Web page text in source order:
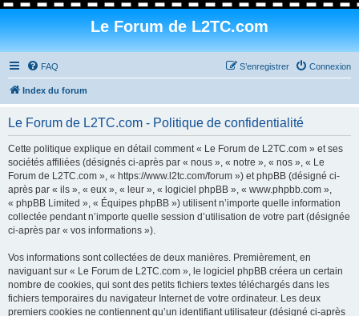
Le Forum de L2TC.com
FAQ Connexion
S’enregistrer
Index du forum
Le Forum de L2TC.com - Politique de confidentialité
Cette politique explique en détail comment « Le Forum de L2TC.com » et ses
sociétés affiliées (désignés ci-après par « nous », « notre », « nos », « Le
Forum de L2TC.com », « https://www.l2tc.com/forum ») et phpBB (désigné ci-
après par « ils », « eux », « leur », « logiciel phpBB », « www.phpbb.com »,
« phpBB Limited », « Équipes phpBB ») utilisent n’importe quelle information
collectée pendant n’importe quelle session d’utilisation de votre part (désignée
ci-après par « vos informations »).
Vos informations sont collectées de deux manières. Premièrement, en
naviguant sur « Le Forum de L2TC.com », le logiciel phpBB créera un certain
nombre de cookies, qui sont des petits fichiers textes téléchargés dans les
fichiers temporaires du navigateur Internet de votre ordinateur. Les deux
premiers cookies ne contiennent qu’un identifiant utilisateur (désigné ci-après